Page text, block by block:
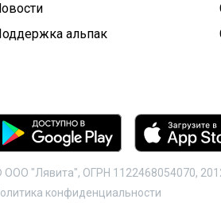
альпак
ООО "Лявита", ОГРН 1122468054070,
конфиденциальности